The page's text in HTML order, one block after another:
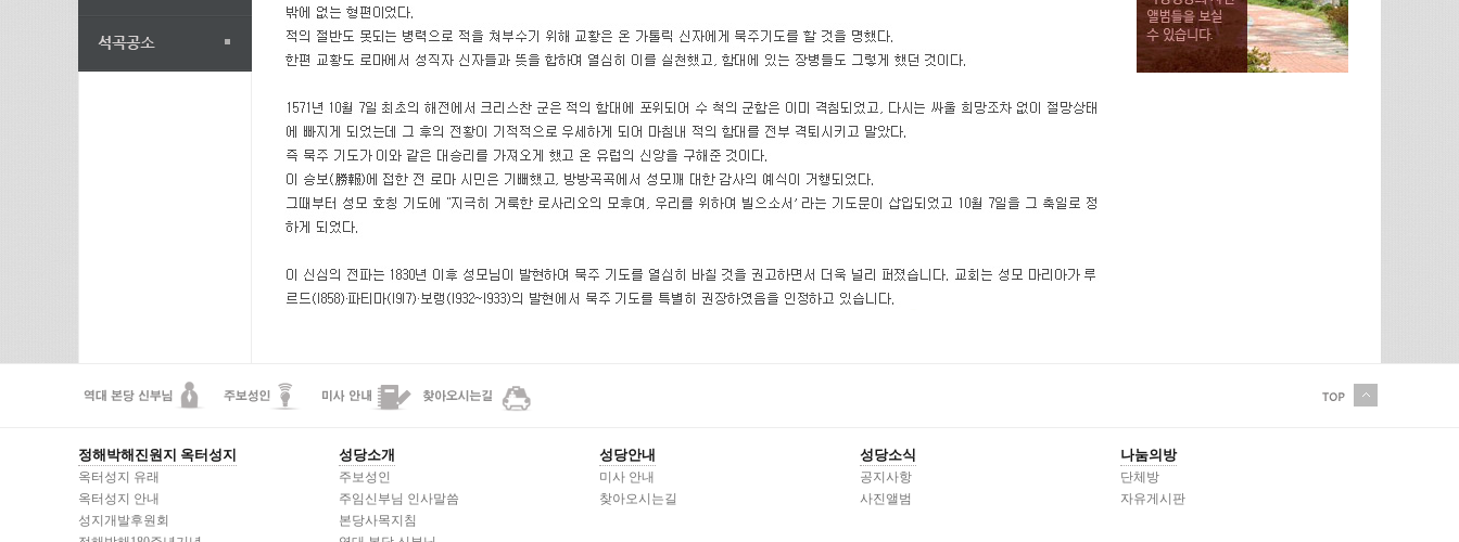
정해박해진원지 옥터성지
옥터성지 유래
옥터성지 안내
성지개발후원회
성당소개
주보성인
주임신부님 인사말씀
본당사목지침
성당안내
미사 안내
찾아오시는길
성당소식
공지사항
사진앨범
나눔의방
단체방
자유게시판